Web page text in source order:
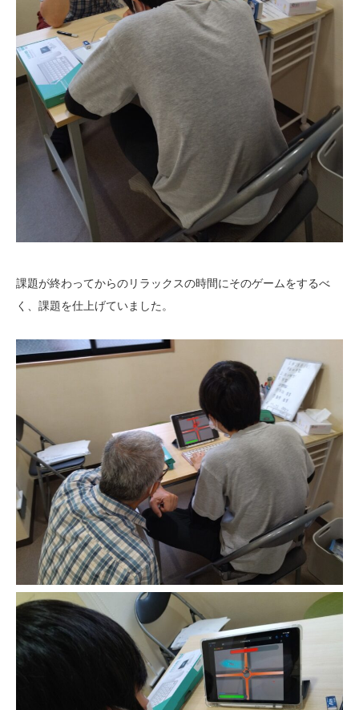
課題が終わってからのリラックスの時間にそのゲームをするべ
く、課題を仕上げていました。